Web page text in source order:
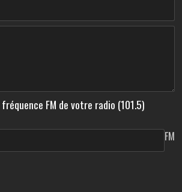
FM de votre radio (101.5)
FM